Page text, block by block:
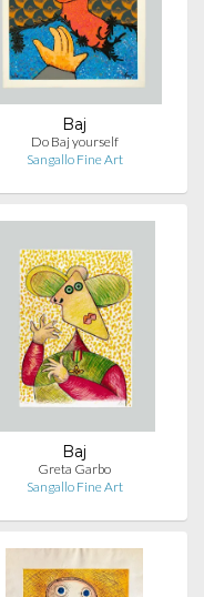
Baj
Do Baj yourself
Sangallo Fine Art
Baj
Greta Garbo
Sangallo Fine Art